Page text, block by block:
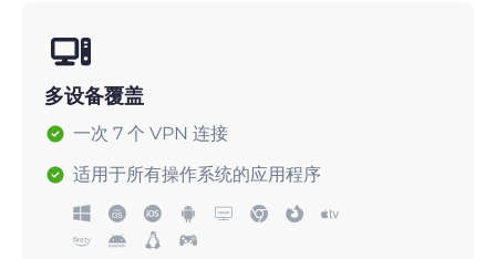
多设备覆盖
一次 7 个 VPN 连接
适用于所有操作系统的应用程序